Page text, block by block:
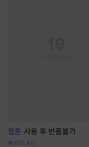
웹툰 사용 후 반품불가
426.4만